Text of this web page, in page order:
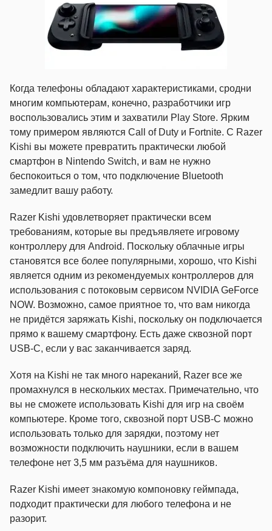
Когда телефоны обладают характеристиками, сродни
многим компьютерам, конечно, разработчики игр
воспользовались этим и захватили Play Store. Ярким
тому примером являются Call of Duty и Fortnite. С Razer
Kishi вы можете превратить практически любой
смартфон в Nintendo Switch, и вам не нужно
беспокоиться о том, что подключение Bluetooth
замедлит вашу работу.
Razer Kishi удовлетворяет практически всем
требованиям, которые вы предъявляете игровому
контроллеру для Android. Поскольку облачные игры
становятся все более популярными, хорошо, что Kishi
является одним из рекомендуемых контроллеров для
использования с потоковым сервисом NVIDIA GeForce
NOW. Возможно, самое приятное то, что вам никогда
не придётся заряжать Kishi, поскольку он подключается
прямо к вашему смартфону. Есть даже сквозной порт
USB-C, если у вас заканчивается заряд.
Хотя на Kishi не так много нареканий, Razer все же
промахнулся в нескольких местах. Примечательно, что
вы не сможете использовать Kishi для игр на своём
компьютере. Кроме того, сквозной порт USB-C можно
использовать только для зарядки, поэтому нет
возможности подключить наушники, если в вашем
телефоне нет 3,5 мм разъёма для наушников.
Razer Kishi имеет знакомую компоновку геймпада,
подходит практически для любого телефона и не
разорит.